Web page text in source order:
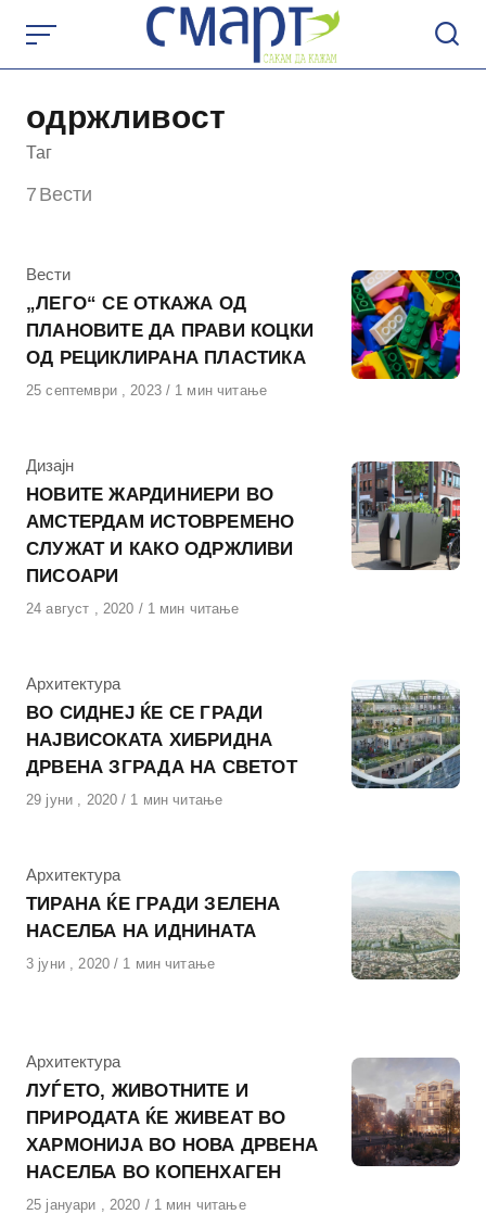
content
одржливост
Таг
7 Вести
КАтегорија
Вести
„ЛЕГО“ СЕ ОТКАЖА ОД
ПЛАНОВИТЕ ДА ПРАВИ КОЦКИ
ОД РЕЦИКЛИРАНА ПЛАСТИКА
Објавено
25 септември , 2023 1 мин читање
КАтегорија
Дизајн
НОВИТЕ ЖАРДИНИЕРИ ВО
АМСТЕРДАМ ИСТОВРЕМЕНО
СЛУЖАТ И КАКО ОДРЖЛИВИ
ПИСОАРИ
Објавено
24 август , 2020 1 мин читање
КАтегорија
Архитектура
ВО СИДНЕЈ ЌЕ СЕ ГРАДИ
НАЈВИСОКАТА ХИБРИДНА
ДРВЕНА ЗГРАДА НА СВЕТОТ
Објавено
29 јуни , 2020 1 мин читање
КАтегорија
Архитектура
ТИРАНА ЌЕ ГРАДИ ЗЕЛЕНА
НАСЕЛБА НА ИДНИНАТА
Објавено
3 јуни , 2020 1 мин читање
КАтегорија
Архитектура
ЛУЃЕТО, ЖИВОТНИТЕ И
ПРИРОДАТА ЌЕ ЖИВЕАТ ВО
ХАРМОНИЈА ВО НОВА ДРВЕНА
НАСЕЛБА ВО КОПЕНХАГЕН
Објавено
25 јануари , 2020 1 мин читање